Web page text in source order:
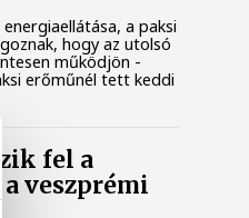
a paksi
hogy az utolsó
működjön -
erőműnél tett keddi
fel a
veszprémi